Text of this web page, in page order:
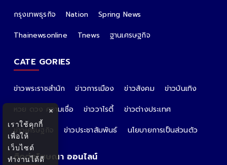
กรุงเทพธุรกิจ
Nation
Spring News
Thainewsonline
Tnews ฐานเศรษฐกิจ
CATE GORIES
ข่าวพระราชสำนัก ข่าวการเมือง ข่าวสังคม
ข่าวบันเทิง
หวย ดวง ความเชื่อ
ข่าววาไรตี้
ข่าวต่างประเทศ
ข่าวเศรษฐกิจ
ข่าวประชาสัมพันธ์ นโยบายการเป็นส่วนตัว
ติดต่อโฆษณา ออนไลน์
×
เราใช้คุกกี้
เพื่อให้
เว็บไซต์
ทำงานได้ดี